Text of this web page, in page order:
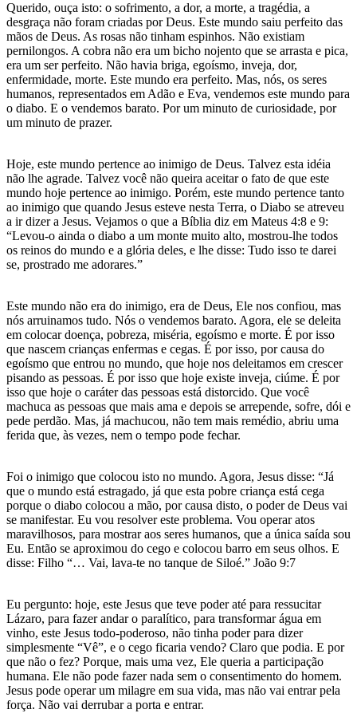
Querido, ouça isto: o sofrimento, a dor, a morte, a tragédia, a
desgraça não foram criadas por Deus. Este mundo saiu perfeito das
mãos de Deus. As rosas não tinham espinhos. Não existiam
pernilongos. A cobra não era um bicho nojento que se arrasta e pica,
era um ser perfeito. Não havia briga, egoísmo, inveja, dor,
enfermidade, morte. Este mundo era perfeito. Mas, nós, os seres
humanos, representados em Adão e Eva, vendemos este mundo para
o diabo. E o vendemos barato. Por um minuto de curiosidade, por
um minuto de prazer.
Hoje, este mundo pertence ao inimigo de Deus. Talvez esta idéia
não lhe agrade. Talvez você não queira aceitar o fato de que este
mundo hoje pertence ao inimigo. Porém, este mundo pertence tanto
ao inimigo que quando Jesus esteve nesta Terra, o Diabo se atreveu
a ir dizer a Jesus. Vejamos o que a Bíblia diz em Mateus 4:8 e 9:
“Levou-o ainda o diabo a um monte muito alto, mostrou-lhe todos
os reinos do mundo e a glória deles, e lhe disse: Tudo isso te darei
se, prostrado me adorares.”
Este mundo não era do inimigo, era de Deus, Ele nos confiou, mas
nós arruinamos tudo. Nós o vendemos barato. Agora, ele se deleita
em colocar doença, pobreza, miséria, egoísmo e morte. É por isso
que nascem crianças enfermas e cegas. É por isso, por causa do
egoísmo que entrou no mundo, que hoje nos deleitamos em crescer
pisando as pessoas. É por isso que hoje existe inveja, ciúme. É por
isso que hoje o caráter das pessoas está distorcido. Que você
machuca as pessoas que mais ama e depois se arrepende, sofre, dói e
pede perdão. Mas, já machucou, não tem mais remédio, abriu uma
ferida que, às vezes, nem o tempo pode fechar.
Foi o inimigo que colocou isto no mundo. Agora, Jesus disse: “Já
que o mundo está estragado, já que esta pobre criança está cega
porque o diabo colocou a mão, por causa disto, o poder de Deus vai
se manifestar. Eu vou resolver este problema. Vou operar atos
maravilhosos, para mostrar aos seres humanos, que a única saída sou
Eu. Então se aproximou do cego e colocou barro em seus olhos. E
disse: Filho “… Vai, lava-te no tanque de Siloé.” João 9:7
Eu pergunto: hoje, este Jesus que teve poder até para ressucitar
Lázaro, para fazer andar o paralítico, para transformar água em
vinho, este Jesus todo-poderoso, não tinha poder para dizer
simplesmente “Vê”, e o cego ficaria vendo? Claro que podia. E por
que não o fez? Porque, mais uma vez, Ele queria a participação
humana. Ele não pode fazer nada sem o consentimento do homem.
Jesus pode operar um milagre em sua vida, mas não vai entrar pela
força. Não vai derrubar a porta e entrar.